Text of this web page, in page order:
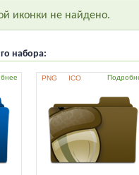
иконки не найдено.
набора:
PNG ICO